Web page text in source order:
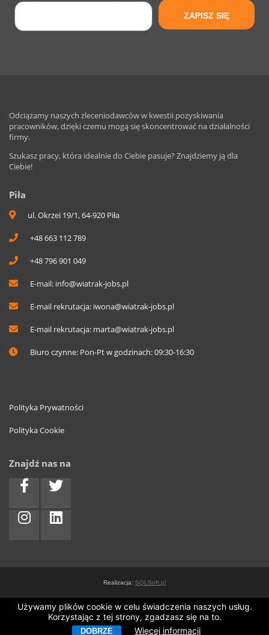
Odciążamy naszych zleceniodawców w kwestii pozyskiwania
pracowników, dzięki czemu mogą się skoncentrować na działalności
firmy.
Szukasz pracy, która idealnie do Ciebie pasuje? Znajdziemy ją dla
Ciebie!
Piła
ul. Okrzei 19/1, 64-920 Piła
+48 663 112 789
+48 796 901 049
E-mail: info@wiatrak-jobs.pl
E-mail rekrutacja: iwona@wiatrak-jobs.pl
E-mail rekrutacja: marta@wiatrak-jobs.pl
Biuro czynne: Pon-Pt w godzinach: 09:30-16:30
Polityka Prywatności
Polityka Cookie
Znajdź nas na
Realizacja: SQLSoft.pl
Używamy plików cookie w celu świadczenia naszych usług.
Korzystając z tej strony, zgadzasz się na to.
DOBRZE Więcej informacji